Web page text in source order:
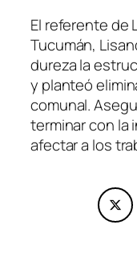
El referente de
Tucumán,
dureza la
y planteó
comunal.
terminar con la
afectar a los